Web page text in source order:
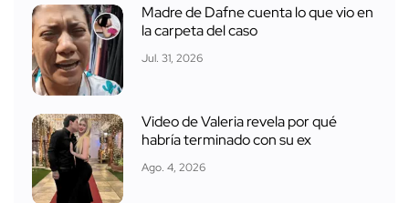
Madre de Dafne cuenta lo que vio en
la carpeta del caso
Jul. 31, 2026
Video de Valeria revela por qué
habría terminado con su ex
Ago. 4, 2026